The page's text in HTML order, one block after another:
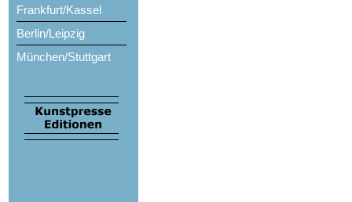
Frankfurt/Kassel
Berlin/Leipzig
München/Stuttgart